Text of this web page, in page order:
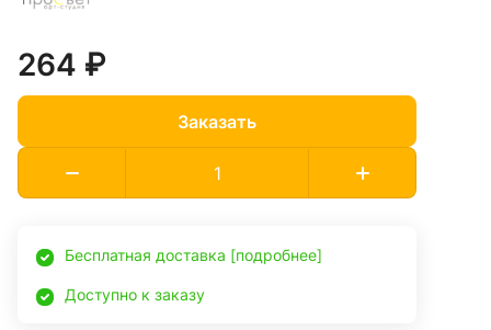
264 ₽
Заказать
Бесплатная доставка [подробнее]
Доступно к заказу